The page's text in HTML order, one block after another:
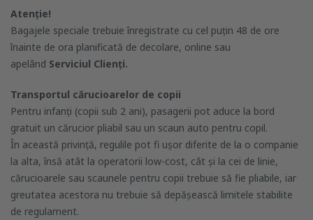
Atenție!
Bagajele speciale trebuie înregistrate cu cel puțin 48 de ore
înainte de ora planificată de decolare, online sau
apelând Serviciul Clienți.
Transportul cărucioarelor de copii
Pentru infanți (copii sub 2 ani), pasagerii pot aduce la bord
gratuit un cărucior pliabil sau un scaun auto pentru copil.
În această privință, regulile pot fi ușor diferite de la o companie
la alta, însă atât la operatorii low-cost, cât și la cei de linie,
cărucioarele sau scaunele pentru copii trebuie să fie pliabile, iar
greutatea acestora nu trebuie să depășească limitele stabilite
de regulament.